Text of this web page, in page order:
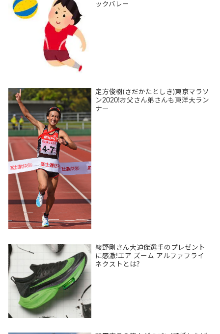
ックバレー
定方俊樹(さだかたとしき)東京マラソ
ン2020!お父さん弟さんも東洋大ラン
ナー
綾野剛さん大迫傑選手のプレゼント
に感激!エア ズーム アルファフライ
ネクストとは?